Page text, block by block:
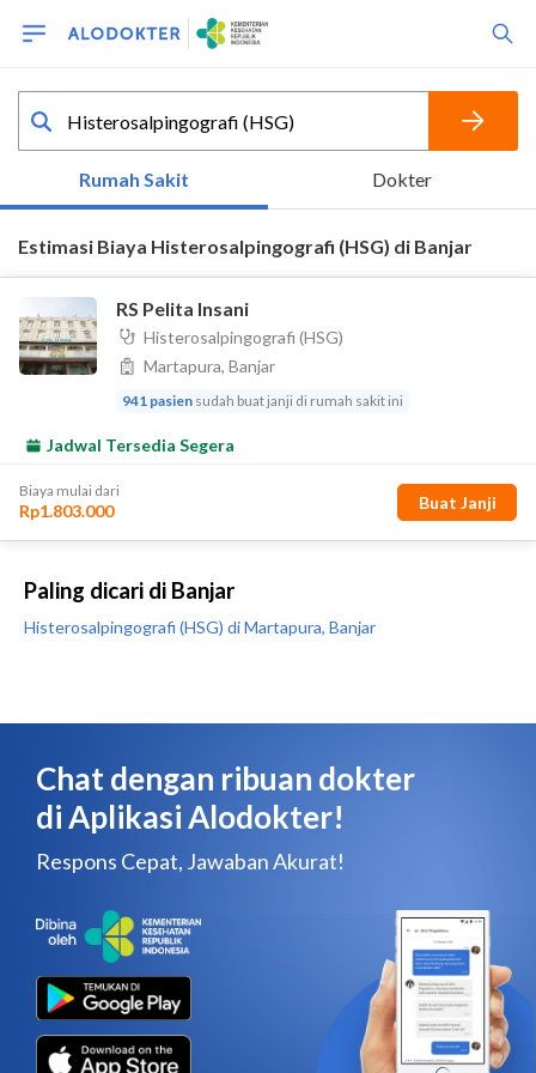
Paling dicari di Banjar
Histerosalpingografi (HSG) di Martapura, Banjar